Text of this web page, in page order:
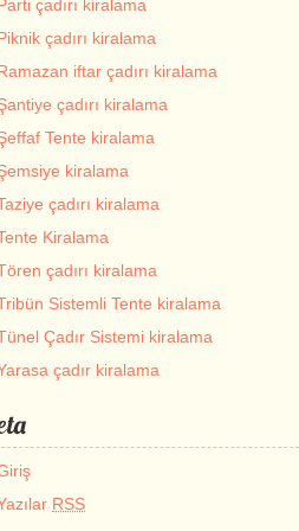
çadırı kiralama
çadırı kiralama
iftar çadırı kiralama
çadırı kiralama
Tente kiralama
kiralama
çadırı kiralama
Kiralama
çadırı kiralama
Sistemli Tente kiralama
Çadır Sistemi kiralama
çadır kiralama
RSS